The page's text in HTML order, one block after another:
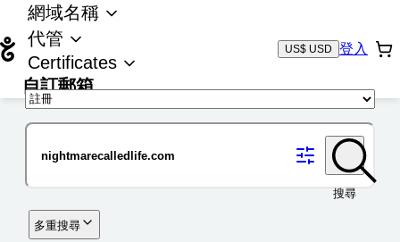
網域名稱
代管
Certificates
自訂郵箱
US$ USD 登入
搜尋
多重搜尋